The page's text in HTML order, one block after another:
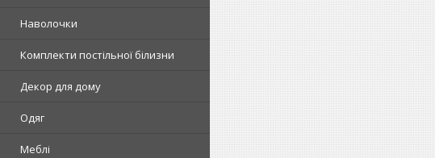
Наволочки
Комплекти постільної білизни
Декор для дому
Одяг
Меблі